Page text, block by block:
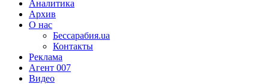
Аналитика
Архив
О нас
Бессарабия.ua
Контакты
Реклама
Агент 007
Видео